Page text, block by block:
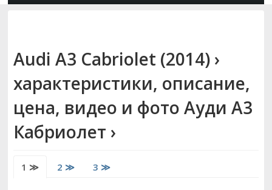
СОВЕТЫ
РЕМОНТ ВАЗ
Audi A3 Cabriolet (2014) ›
характеристики, описание,
цена, видео и фото Ауди А3
Кабриолет ›
1 ≫ 2 ≫ 3 ≫